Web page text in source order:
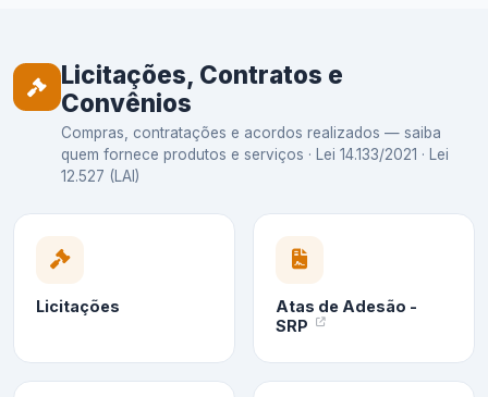
Licitações, Contratos e
Convênios
Compras, contratações e acordos realizados — saiba
quem fornece produtos e serviços · Lei 14.133/2021 · Lei
12.527 (LAI)
Licitações
Atas de Adesão -
SRP